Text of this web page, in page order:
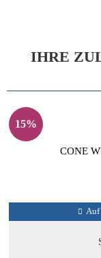
IHRE
15%
CONE
Auf